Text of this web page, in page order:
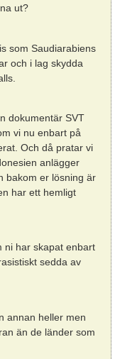
ut?
som Saudiarabiens
och i lag skydda
dokumentär SVT
vi nu enbart på
Och då pratar vi
anlägger
bakom er lösning är
har ett hemligt
ni har skapat enbart
sedda av
annan heller men
än de länder som